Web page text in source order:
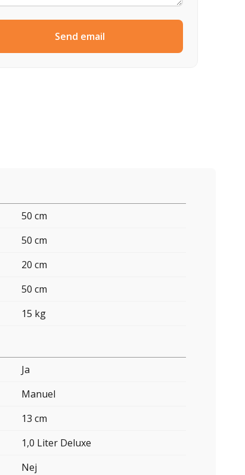
Send email
50 cm
50 cm
20 cm
50 cm
15 kg
Ja
Manuel
13 cm
1,0 Liter Deluxe
Nej